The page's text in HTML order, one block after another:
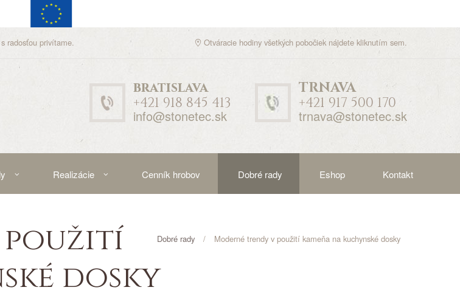
radosťou privítame. Otváracie hodiny všetkých pobočiek nájdete kliknutím sem.
bratislava
+421 918 845 413
info@stonetec.sk
TRNAVA
+421 917 500 170
trnava@stonetec.sk
Realizácie Cenník hrobov Dobré rady Eshop Kontakt
Dobré rady Moderné trendy v použití kameňa na kuchynské dosky
dosky